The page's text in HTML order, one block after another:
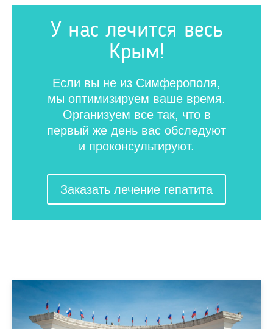
У нас лечится весь
Крым!
Если вы не из Симферополя,
мы оптимизируем ваше время.
Организуем все так, что в
первый же день вас обследуют
и проконсультируют.
Заказать лечение гепатита